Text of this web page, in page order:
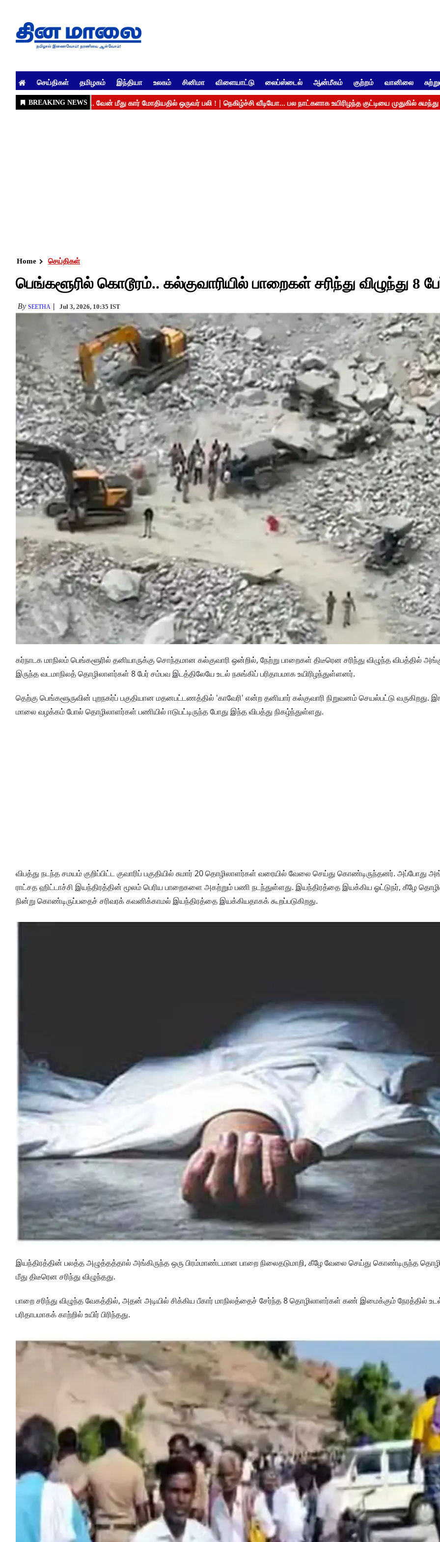
செய்திகள் தமிழகம் இந்தியா உலகம் சினிமா விளையாட்டு லைப்ஸ்டைல் ஆன்மீகம் குற்றம் வானிலை
Home செய்திகள்
பெங்களூரில் கொடூரம்.. கல்குவாரியில் பாறைகள் சரிந்து விழுந்து 8
By SEETHA Jul 3, 2026, 10:35 IST
கர்நாடக மாநிலம் பெங்களூரில் தனியாருக்கு சொந்தமான கல்குவாரி ஒன்றில், நேற்று பாறைகள் திடீரென சரிந்து விழுந்த விபத்தில்
இருந்த வடமாநிலத் தொழிலாளர்கள் 8 பேர் சம்பவ இடத்திலேயே உடல் நசுங்கிப் பரிதாபமாக உயிரிழந்துள்ளனர்.
தெற்கு பெங்களூருவின் புறநகர்ப் பகுதியான மதனபட்டணத்தில் 'காவேரி' என்ற தனியார் கல்குவாரி நிறுவனம் செயல்பட்டு வருகிறது.
மாலை வழக்கம் போல் தொழிலாளர்கள் பணியில் ஈடுபட்டிருந்த போது இந்த விபத்து நிகழ்ந்துள்ளது.
விபத்து நடந்த சமயம் குறிப்பிட்ட குவாரிப் பகுதியில் சுமார் 20 தொழிலாளர்கள் வரையில் வேலை செய்து கொண்டிருந்தனர். அப்போது
ராட்சத ஹிட்டாச்சி இயந்திரத்தின் மூலம் பெரிய பாறைகளை அகற்றும் பணி நடந்துள்ளது. இயந்திரத்தை இயக்கிய ஓட்டுநர், கீழே
நின்று கொண்டிருப்பதைச் சரிவரக் கவனிக்காமல் இயந்திரத்தை இயக்கியதாகக் கூறப்படுகிறது.
இயந்திரத்தின் பலத்த அழுத்தத்தால் அங்கிருந்த ஒரு பிரம்மாண்டமான பாறை நிலைதடுமாறி, கீழே வேலை செய்து கொண்டிருந்த
மீது திடீரென சரிந்து விழுந்தது.
பாறை சரிந்து விழுந்த வேகத்தில், அதன் அடியில் சிக்கிய பீகார் மாநிலத்தைச் சேர்ந்த 8 தொழிலாளர்கள் கண் இமைக்கும் நேரத்தில் உடல்
பரிதாபமாகக் காற்றில் உயிர் பிரிந்தது.